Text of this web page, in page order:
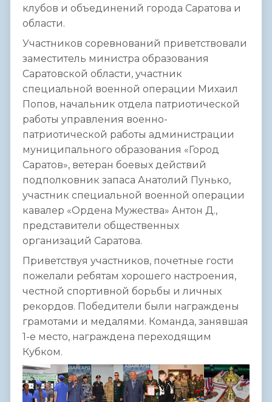
клубов и объединений города Саратова и
области.
Участников соревнований приветствовали
заместитель министра образования
Саратовской области, участник
специальной военной операции Михаил
Попов, начальник отдела патриотической
работы управления военно-
патриотической работы администрации
муниципального образования «Город
Саратов», ветеран боевых действий
подполковник запаса Анатолий Пунько,
участник специальной военной операции
кавалер «Ордена Мужества» Антон Д.,
представители общественных
организаций Саратова.
Приветствуя участников, почетные гости
пожелали ребятам хорошего настроения,
честной спортивной борьбы и личных
рекордов. Победители были награждены
грамотами и медалями. Команда, занявшая
1-е место, награждена переходящим
Кубком.